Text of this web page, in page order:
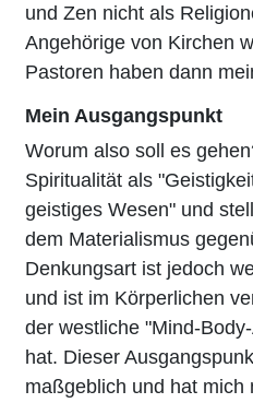
und Zen nicht als
Angehörige von Kirchen
Pastoren haben dann
Mein Ausgangspunkt
Worum also soll es
Spiritualität als
geistiges Wesen" und
dem Materialismus
Denkungsart ist jedoch
und ist im Körperlichen
der westliche "Mind-
hat. Dieser
maßgeblich und hat mich